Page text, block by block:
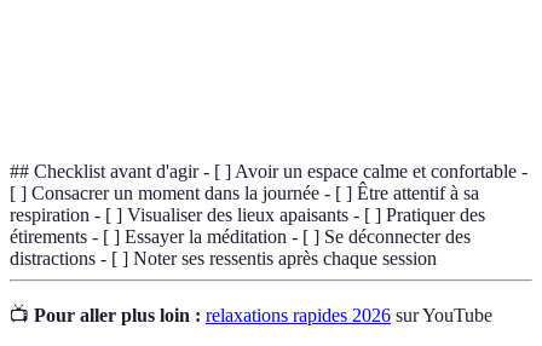
## Checklist avant d'agir - [ ] Avoir un espace calme et confortable -
[ ] Consacrer un moment dans la journée - [ ] Être attentif à sa
respiration - [ ] Visualiser des lieux apaisants - [ ] Pratiquer des
étirements - [ ] Essayer la méditation - [ ] Se déconnecter des
distractions - [ ] Noter ses ressentis après chaque session
📺 Pour aller plus loin : relaxations rapides 2026 sur YouTube